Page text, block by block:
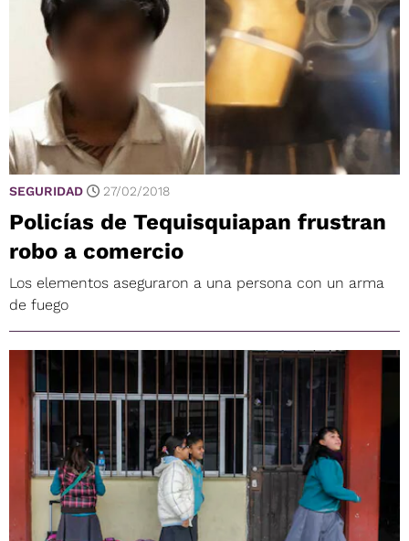
SEGURIDAD 27/02/2018
Policías de Tequisquiapan frustran
robo a comercio
Los elementos aseguraron a una persona con un arma
de fuego